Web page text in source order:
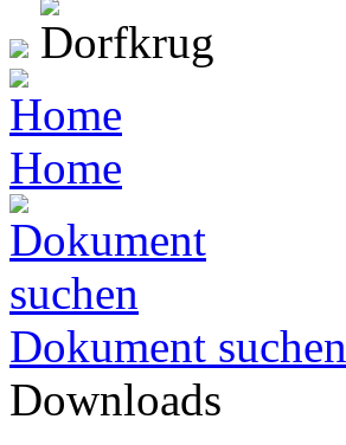
Home
Dokument suchen
Downloads